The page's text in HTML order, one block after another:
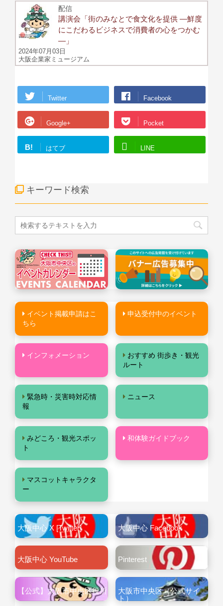
配信
講演会「街のみなとで食文化を提供 ―鮮度
にこだわるビジネスで消費者の心をつかむ
―」
2024年07月03日
大阪企業家ミュージアム
Twitter Facebook
Google+ Pocket
B! はてブ LINE
キーワード検索
イベント掲載申請はこ
ちら
申込受付中のイベント
インフォメーション
おすすめ 街歩き・観光
ルート
緊急時・災害時対応情
報
ニュース
みどころ・観光スポッ
ト
和体験ガイドブック
マスコットキャラクタ
ー
大阪中心 X [Twitter] 大阪中心 Facebook
大阪中心 YouTube Pinterest
【公式】大阪市中央区役所
大阪市中央区（公式サイ
ト）